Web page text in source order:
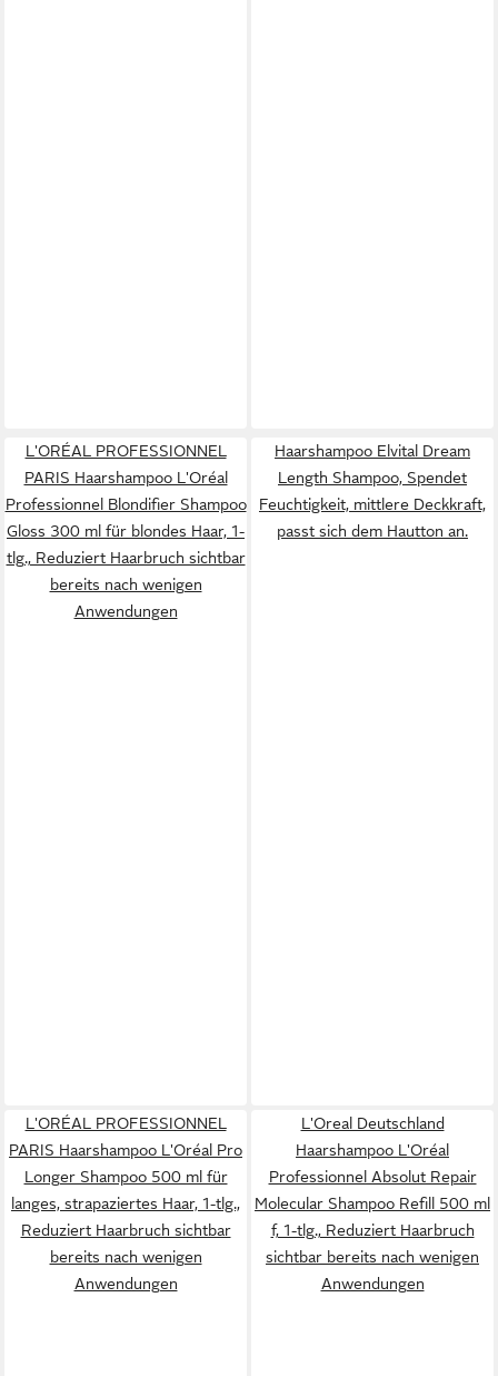
L'ORÉAL PROFESSIONNEL
PARIS Haarshampoo L'Oréal
Professionnel Blondifier Shampoo
Gloss 300 ml für blondes Haar, 1-
tlg., Reduziert Haarbruch sichtbar
bereits nach wenigen
Anwendungen
Haarshampoo Elvital Dream
Length Shampoo, Spendet
Feuchtigkeit, mittlere Deckkraft,
passt sich dem Hautton an.
L'ORÉAL PROFESSIONNEL
PARIS Haarshampoo L'Oréal Pro
Longer Shampoo 500 ml für
langes, strapaziertes Haar, 1-tlg.,
Reduziert Haarbruch sichtbar
bereits nach wenigen
Anwendungen
L'Oreal Deutschland
Haarshampoo L'Oréal
Professionnel Absolut Repair
Molecular Shampoo Refill 500 ml
f, 1-tlg., Reduziert Haarbruch
sichtbar bereits nach wenigen
Anwendungen